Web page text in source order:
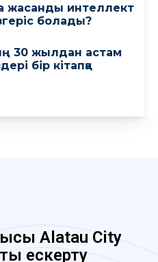
жасанды интеллект
болады?
30 жылдан астам
бір кітапқа